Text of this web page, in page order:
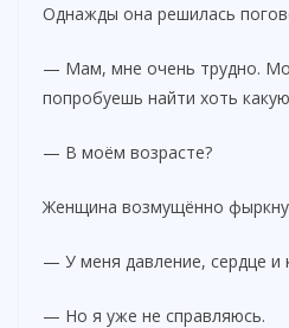
Однажды она решилась
— Мам, мне очень трудно.
попробуешь найти хоть
— В моём возрасте?
Женщина возмущённо
— У меня давление, сердце и
— Но я уже не справляюсь.